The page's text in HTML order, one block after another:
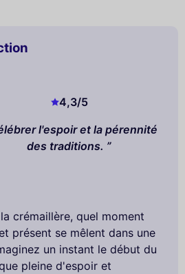
4,3/5
l'espoir et la pérennité
des traditions.
crémaillère, quel moment
présent se mêlent dans une
un instant le début du
pleine d'espoir et